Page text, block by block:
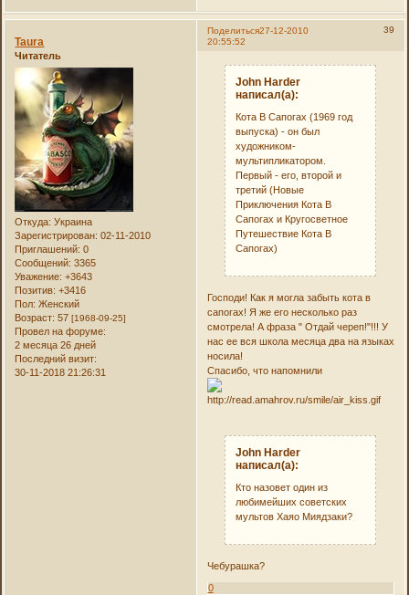
Поделиться 39
27-12-2010
20:55:52
Taura
Читатель
Откуда: Украина
Зарегистрирован: 02-11-2010
Приглашений: 0
Сообщений: 3365
Уважение: +3643
Позитив: +3416
Пол: Женский
Возраст: 57[1968-09-25]
Провел на форуме:
2 месяца 26 дней
Последний визит:
30-11-2018 21:26:31
John Harder
написал(а):
Кота В Сапогах (1969 год
выпуска) - он был
художником-
мультипликатором.
Первый - его, второй и
третий (Новые
Приключения Кота В
Сапогах и Кругосветное
Путешествие Кота В
Сапогах)
Господи! Как я могла забыть кота в
сапогах! Я же его несколько раз
смотрела! А фраза " Отдай череп!"!!! У
нас ее вся школа месяца два на языках
носила!
Спасибо, что напомнили
John Harder
написал(а):
Кто назовет один из
любимейших советских
мультов Хаяо Миядзаки?
Чебурашка?
0